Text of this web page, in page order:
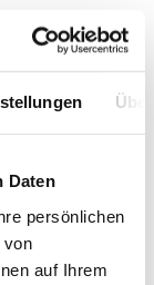
Daten
persönlichen
von
auf Ihrem